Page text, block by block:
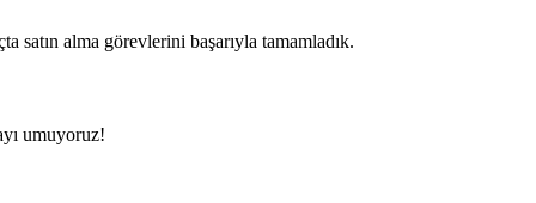
satın alma görevlerini başarıyla tamamladık.
umuyoruz!